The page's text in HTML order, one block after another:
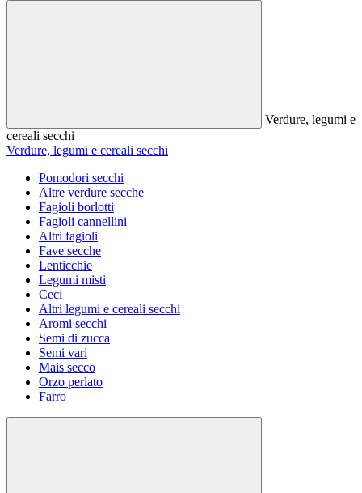
Verdure, legumi e
cereali secchi
Verdure, legumi e cereali secchi
Pomodori secchi
Altre verdure secche
Fagioli borlotti
Fagioli cannellini
Altri fagioli
Fave secche
Lenticchie
Legumi misti
Ceci
Altri legumi e cereali secchi
Aromi secchi
Semi di zucca
Semi vari
Mais secco
Orzo perlato
Farro